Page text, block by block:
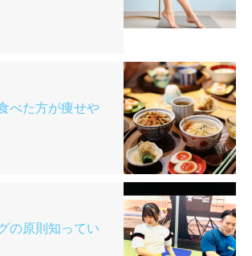
べた方が痩せや
の原則知ってい